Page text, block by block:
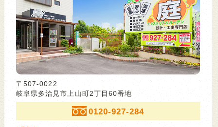
〒507-0022
岐阜県多治見市上山町2丁目60番地
0120-927-284